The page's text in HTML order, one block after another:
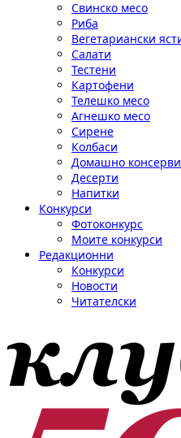
Свинско месо
Риба
Вегетариански
Салати
Тестени
Картофени
Телешко месо
Агнешко месо
Сирене
Колбаси
Домашно
Десерти
Напитки
Конкурси
Фотоконкурс
Моите конкурси
Редакционни
Конкурси
Новости
Читателски